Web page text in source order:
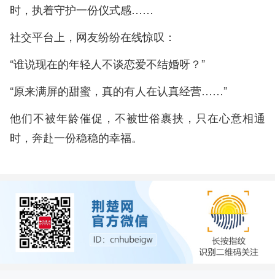
时，执着守护一份仪式感……
社交平台上，网友纷纷在线惊叹：
“谁说现在的年轻人不谈恋爱不结婚呀？”
“原来满屏的甜蜜，真的有人在认真经营……”
他们不被年龄催促，不被世俗裹挟，只在心意相通
时，奔赴一份稳稳的幸福。